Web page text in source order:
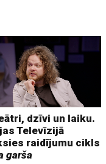
dzīvi un laiku.
Televīzijā
raidījumu cikls
garša